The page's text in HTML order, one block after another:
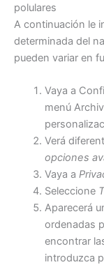
polulares
A continuación le
determinada del
pueden variar en
Vaya a
menú
Verá
opciones
Vaya a
Seleccione
Aparecerá
ordenadas
encontrar
introduzca